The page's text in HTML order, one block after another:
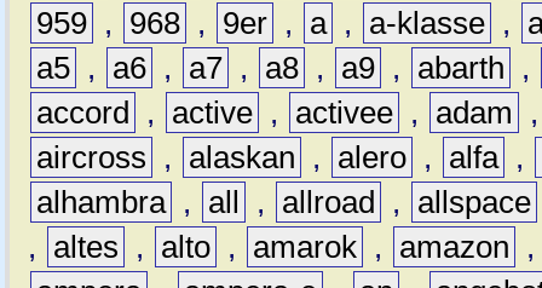
959 , 968 , 9er , a , a-klasse ,
a5 , a6 , a7 , a8 , a9 , abarth
,
accord
, active , activee , adam
aircross
, alaskan , alero , alfa ,
alhambra , all , allroad , allspace
,
altes , alto , amarok , amazon